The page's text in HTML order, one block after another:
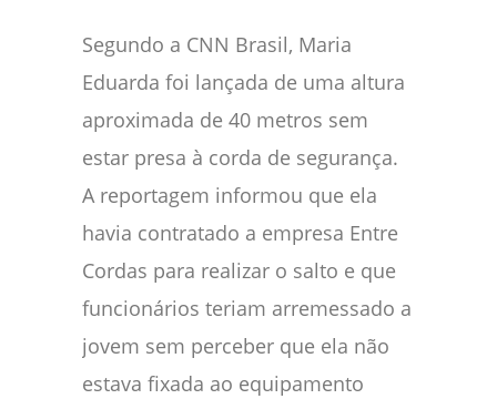
Segundo a CNN Brasil, Maria
Eduarda foi lançada de uma altura
aproximada de 40 metros sem
estar presa à corda de segurança.
A reportagem informou que ela
havia contratado a empresa Entre
Cordas para realizar o salto e que
funcionários teriam arremessado a
jovem sem perceber que ela não
estava fixada ao equipamento